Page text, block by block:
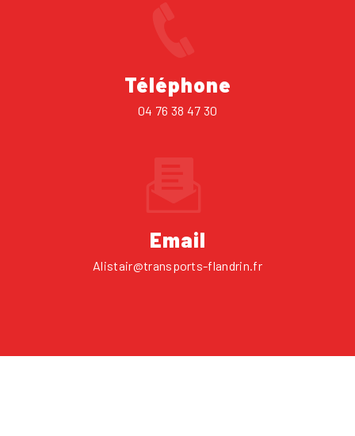
Téléphone
04 76 38 47 30
Email
alistair@transports-flandrin.fr